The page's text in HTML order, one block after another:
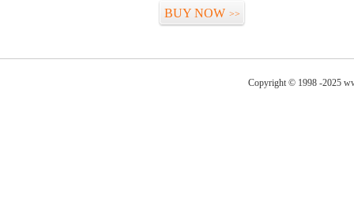
BUY NOW >>
Copyright © 1998 -2025